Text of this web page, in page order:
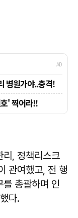
리, 정책리스크
관여했고, 전 행
총괄하며 인
다.